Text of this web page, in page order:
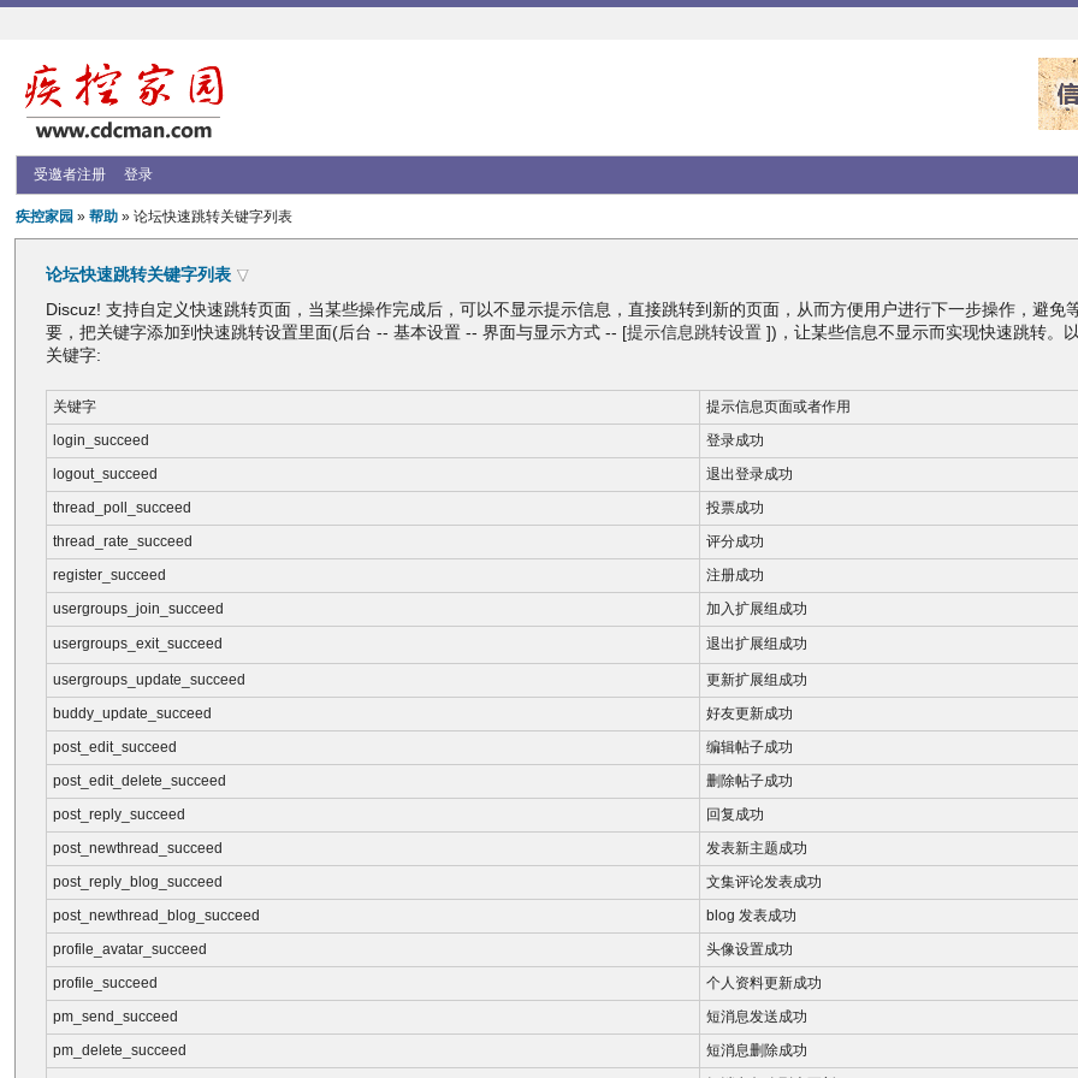
受邀者注册 登录
疾控家园 »帮助 » 论坛快速跳转关键字列表
论坛快速跳转关键字列表
Discuz! 支持自定义快速跳转页面，当某些操作完成后，可以不显示提示信息，直接跳转到新的页面，从而方便用户进行下一步操作，避免
要，把关键字添加到快速跳转设置里面(后台 -- 基本设置 -- 界面与显示方式 -- [提示信息跳转设置 ])，让某些信息不显示而实现快速跳转。
关键字:
关键字
提示信息页面或者作用
login_succeed
登录成功
logout_succeed
退出登录成功
thread_poll_succeed
投票成功
thread_rate_succeed
评分成功
register_succeed
注册成功
usergroups_join_succeed
加入扩展组成功
usergroups_exit_succeed 退出扩展组成功
usergroups_update_succeed
更新扩展组成功
buddy_update_succeed
好友更新成功
post_edit_succeed
编辑帖子成功
post_edit_delete_succeed
删除帖子成功
post_reply_succeed
回复成功
post_newthread_succeed
发表新主题成功
post_reply_blog_succeed
文集评论发表成功
post_newthread_blog_succeed
blog 发表成功
profile_avatar_succeed
头像设置成功
profile_succeed
个人资料更新成功
pm_send_succeed
短消息发送成功
pm_delete_succeed
短消息删除成功